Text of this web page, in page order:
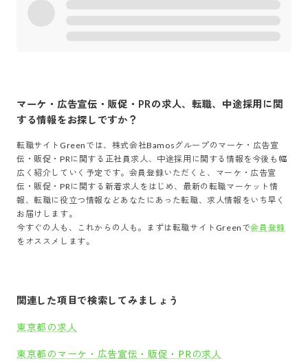
マーケ・広告宣伝・販促・PRの求人、転職、中途採用に関
する情報をお探しですか？
転職サイトGreenでは、 株式会社Bamosグループの マーケ・広告宣
伝・販促・PRに関する正社員求人、中途採用に関する情報を今後も幅
広く紹介していく予定です。会員登録いただくと、 マーケ・広告宣
伝・販促・PRに関する新着求人をはじめ、最新の転職マーケット情
報、転職に役立つ情報などあなたにあった転職、求人情報をいち早く
お届けします。
今すぐの人も、これからの人も。まずは転職サイトGreenで会員登録
をオススメします。
関連した項目で検索してみましょう
東京都の求人
東京都のマーケ・広告宣伝・販促・PRの求人